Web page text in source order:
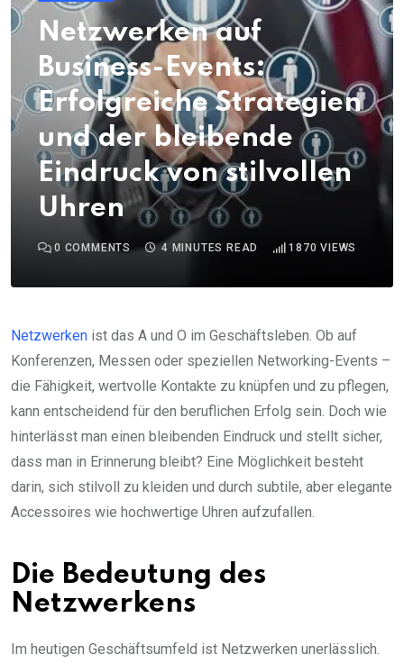
Netzwerken auf
Business-Events:
Erfolgreiche Strategien
und der bleibende
Eindruck von stilvollen
Uhren
0 COMMENTS 4 MINUTES READ 1870 VIEWS
Netzwerken ist das A und O im Geschäftsleben. Ob auf
Konferenzen, Messen oder speziellen Networking-Events –
die Fähigkeit, wertvolle Kontakte zu knüpfen und zu pflegen,
kann entscheidend für den beruflichen Erfolg sein. Doch wie
hinterlässt man einen bleibenden Eindruck und stellt sicher,
dass man in Erinnerung bleibt? Eine Möglichkeit besteht
darin, sich stilvoll zu kleiden und durch subtile, aber elegante
Accessoires wie hochwertige Uhren aufzufallen.
Die Bedeutung des
Netzwerkens
Im heutigen Geschäftsumfeld ist Netzwerken unerlässlich.